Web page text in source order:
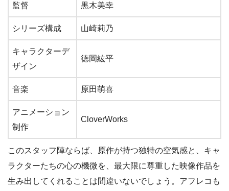
監督 黒木美幸
シリーズ構成 山崎莉乃
キャラクターデ
ザイン
徳岡紘平
音楽 原田萌喜
アニメーション
制作
CloverWorks
このスタッフ陣ならば、原作が持つ独特の空気感と、キャ
ラクターたちの心の機微を、最大限に尊重した映像作品を
生み出してくれることは間違いないでしょう。アフレコも